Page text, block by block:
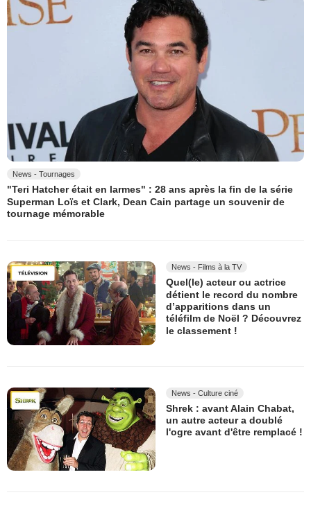
News - Tournages
"Teri Hatcher était en larmes" : 28 ans après la fin de la série
Superman Loïs et Clark, Dean Cain partage un souvenir de
tournage mémorable
News - Films à la TV
Quel(le) acteur ou actrice
détient le record du nombre
d’apparitions dans un
téléfilm de Noël ? Découvrez
le classement !
News - Culture ciné
Shrek : avant Alain Chabat,
un autre acteur a doublé
l'ogre avant d'être remplacé !